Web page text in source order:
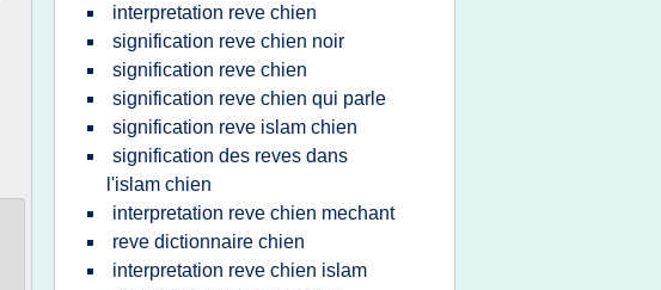
interpretation reve chien
signification reve chien noir
signification reve chien
signification reve chien qui parle
signification reve islam chien
signification des reves dans
l'islam chien
interpretation reve chien mechant
reve dictionnaire chien
interpretation reve chien islam